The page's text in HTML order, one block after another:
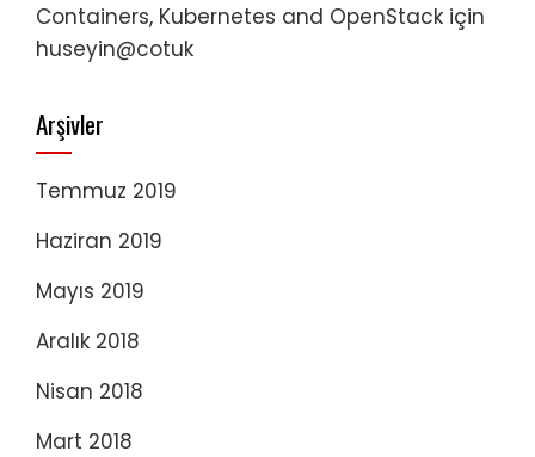
Containers, Kubernetes and OpenStack için
huseyin@cotuk
Arşivler
Temmuz 2019
Haziran 2019
Mayıs 2019
Aralık 2018
Nisan 2018
Mart 2018